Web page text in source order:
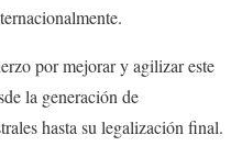
por mejorar y agilizar este
la generación de
hasta su legalización final.